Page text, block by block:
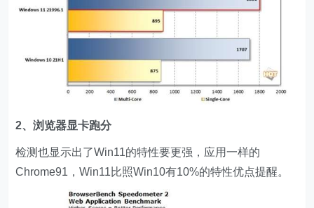
2、浏览器显卡跑分
检测也显示出了Win11的特性要更强，应用一样的
Chrome91，Win11比照Win10有10%的特性优点提醒。